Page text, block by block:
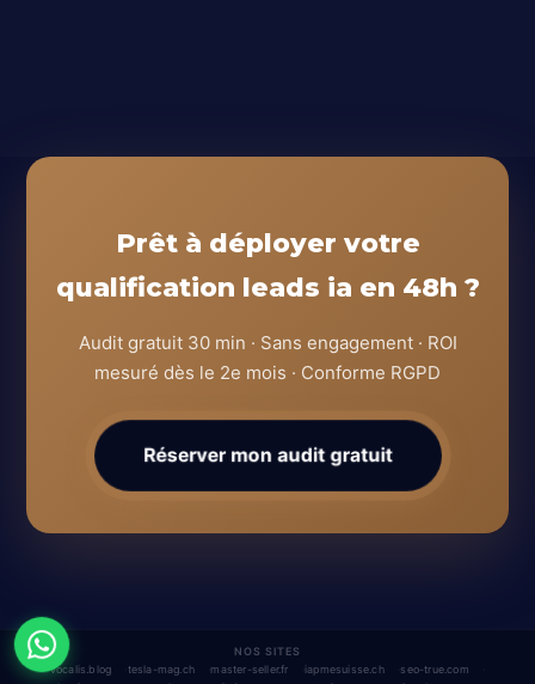
Prêt à déployer votre
qualification leads ia en 48h ?
Audit gratuit 30 min · Sans engagement · ROI
mesuré dès le 2e mois · Conforme RGPD
Réserver mon audit gratuit
NOS SITES
vocalis.blog
tesla-mag.ch master-seller.fr iapmesuisse.ch
seo-true.com